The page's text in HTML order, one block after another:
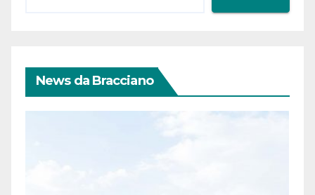
News da Bracciano